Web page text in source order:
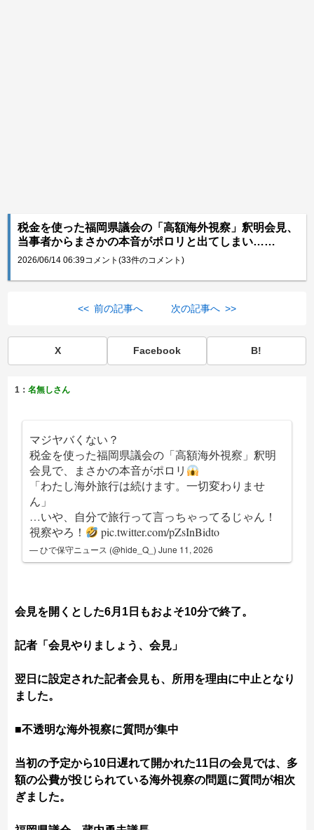
税金を使った福岡県議会の「高額海外視察」釈明会見、
当事者からまさかの本音がポロリと出てしまい……
2026/06/14 06:39コメント(33件のコメント)
<< 前の記事へ 次の記事へ >>
X Facebook B!
1：名無しさん
マジヤバくない？
税金を使った福岡県議会の「高額海外視察」釈明
会見で、まさかの本音がポロリ
「わたし海外旅行は続けます。一切変わりませ
ん」
…いや、自分で旅行って言っちゃってるじゃん！
視察やろ！
pic.twitter.com/pZsInBidto
— ひで保守ニュース (@hide_Q_)June 11, 2026
会見を開くとした6月1日もおよそ10分で終了。
記者「会見やりましょう、会見」
翌日に設定された記者会見も、所用を理由に中止となり
ました。
■不透明な海外視察に質問が集中
当初の予定から10日遅れて開かれた11日の会見では、多
額の公費が投じられている海外視察の問題に質問が相次
ぎました。